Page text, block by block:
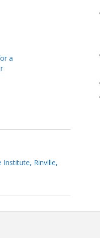
a
Institute, Rinville,